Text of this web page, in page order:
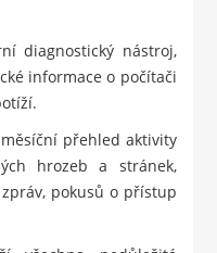
diagnostický nástroj,
informace o počítači
přehled aktivity
hrozeb a stránek,
pokusů o přístup